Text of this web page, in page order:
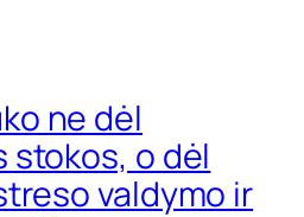
ne dėl
stokos, o dėl
valdymo ir